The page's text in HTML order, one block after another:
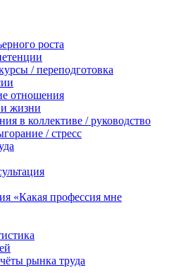
роста
/ переподготовка
отношения
жизни
в коллективе / руководство
/ стресс
«Какая профессия мне
рынка труда